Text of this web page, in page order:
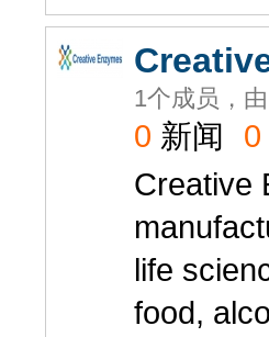
1个成员，由
0 新闻 0
Creative
life
food,